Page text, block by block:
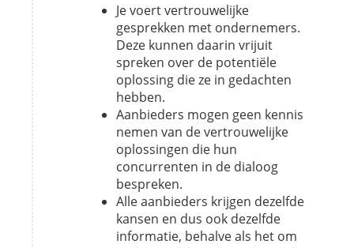
Je voert vertrouwelijke
gesprekken met ondernemers.
Deze kunnen daarin vrijuit
spreken over de potentiële
oplossing die ze in gedachten
hebben.
Aanbieders mogen geen kennis
nemen van de vertrouwelijke
oplossingen die hun
concurrenten in de dialoog
bespreken.
Alle aanbieders krijgen dezelfde
kansen en dus ook dezelfde
informatie, behalve als het om